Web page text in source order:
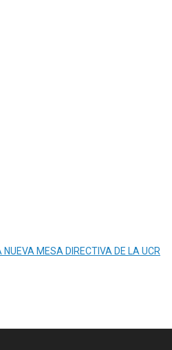
MESA DIRECTIVA DE LA UCR